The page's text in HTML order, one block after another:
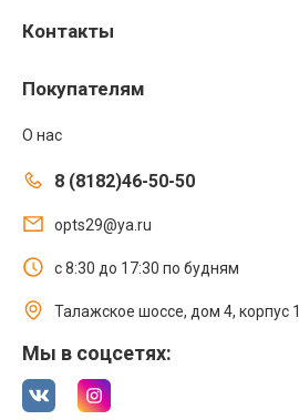
Контакты
Покупателям
О нас
8 (8182)46-50-50
opts29@ya.ru
с 8:30 до 17:30 по будням
Талажское шоссе, дом 4, корпус 1
Мы в соцсетях: